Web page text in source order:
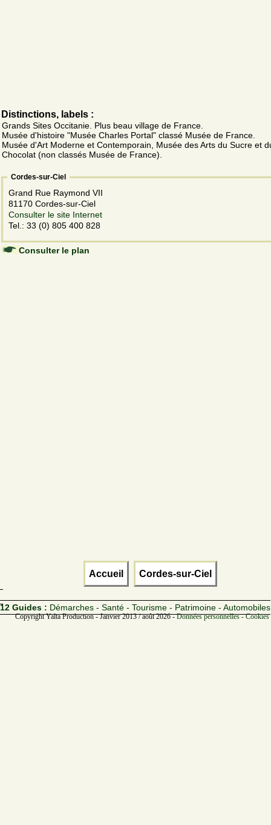
Distinctions, labels :
Grands Sites Occitanie. Plus beau village de France.
Musée d'histoire "Musée Charles Portal" classé Musée de France.
Musée d'Art Moderne et Contemporain, Musée des Arts du Sucre et
Chocolat (non classés Musée de France).
Cordes-sur-Ciel
Grand Rue Raymond VII
81170 Cordes-sur-Ciel
Consulter le site Internet
Tel.: 33 (0) 805 400 828
Consulter le plan
Accueil Cordes-sur-Ciel
12 Guides : Démarches - Santé - Tourisme - Patrimoine - Automobiles
Copyright Yalta Production - Janvier 2013 / août 2026 -Données personnelles -